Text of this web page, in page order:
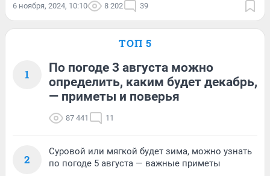
6 ноября, 2024, 10:10 8 202 39
ТОП 5
1
По погоде 3 августа можно
определить, каким будет декабрь,
— приметы и поверья
87 441 11
2
Суровой или мягкой будет зима, можно узнать
по погоде 5 августа — важные приметы